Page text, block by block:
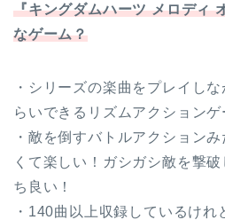
『キングダムハーツ メロディ
なゲーム？
・シリーズの楽曲をプレイし
らいできるリズムアクションゲ
・敵を倒すバトルアクション
くて楽しい！ガシガシ敵を撃
ち良い！
・140曲以上収録しているけれ